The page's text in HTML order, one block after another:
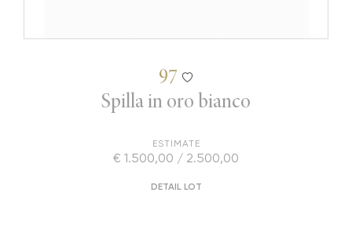
97
Spilla in oro bianco
ESTIMATE
€ 1.500,00 / 2.500,00
DETAIL LOT